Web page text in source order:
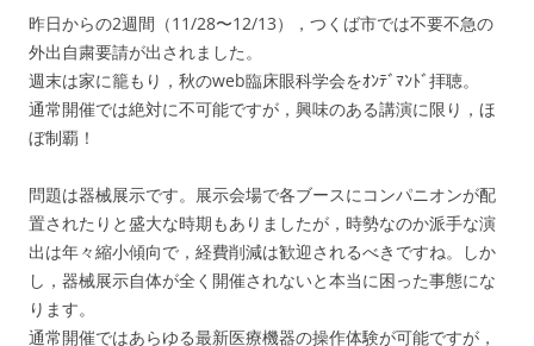
昨日からの2週間（11/28〜12/13），つくば市では不要不急の
外出自粛要請が出されました。
週末は家に籠もり，秋のweb臨床眼科学会をｵﾝﾃﾞﾏﾝﾄﾞ拝聴。
通常開催では絶対に不可能ですが，興味のある講演に限り，ほ
ぼ制覇！
問題は器械展示です。展示会場で各ブースにコンパニオンが配
置されたりと盛大な時期もありましたが，時勢なのか派手な演
出は年々縮小傾向で，経費削減は歓迎されるべきですね。しか
し，器械展示自体が全く開催されないと本当に困った事態にな
ります。
通常開催ではあらゆる最新医療機器の操作体験が可能ですが，